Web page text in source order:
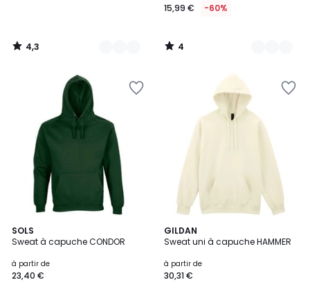
4,3
/
15,99 € -60%
4
/
SOLS
Sweat à capuche CONDOR
à partir de
23,40 €
15
Couleurs
GILDAN
Sweat uni à capuche HAMMER
à partir de
30,31 €
7
Couleurs